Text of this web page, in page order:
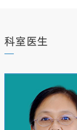
科室医生